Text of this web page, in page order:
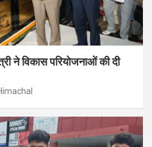
ने विकास परियोजनाओं की दी